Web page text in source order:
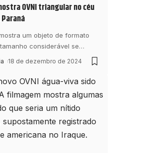
OVNI triangular no céu
um objeto de formato
considerável se…
18 de dezembro de 2024